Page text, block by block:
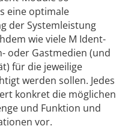
eine optimale
der Systemleistung
wie viele M Ident-
oder Gastmedien (und
für die jeweilige
werden sollen. Jedes
konkret die möglichen
und Funktion und
vor.